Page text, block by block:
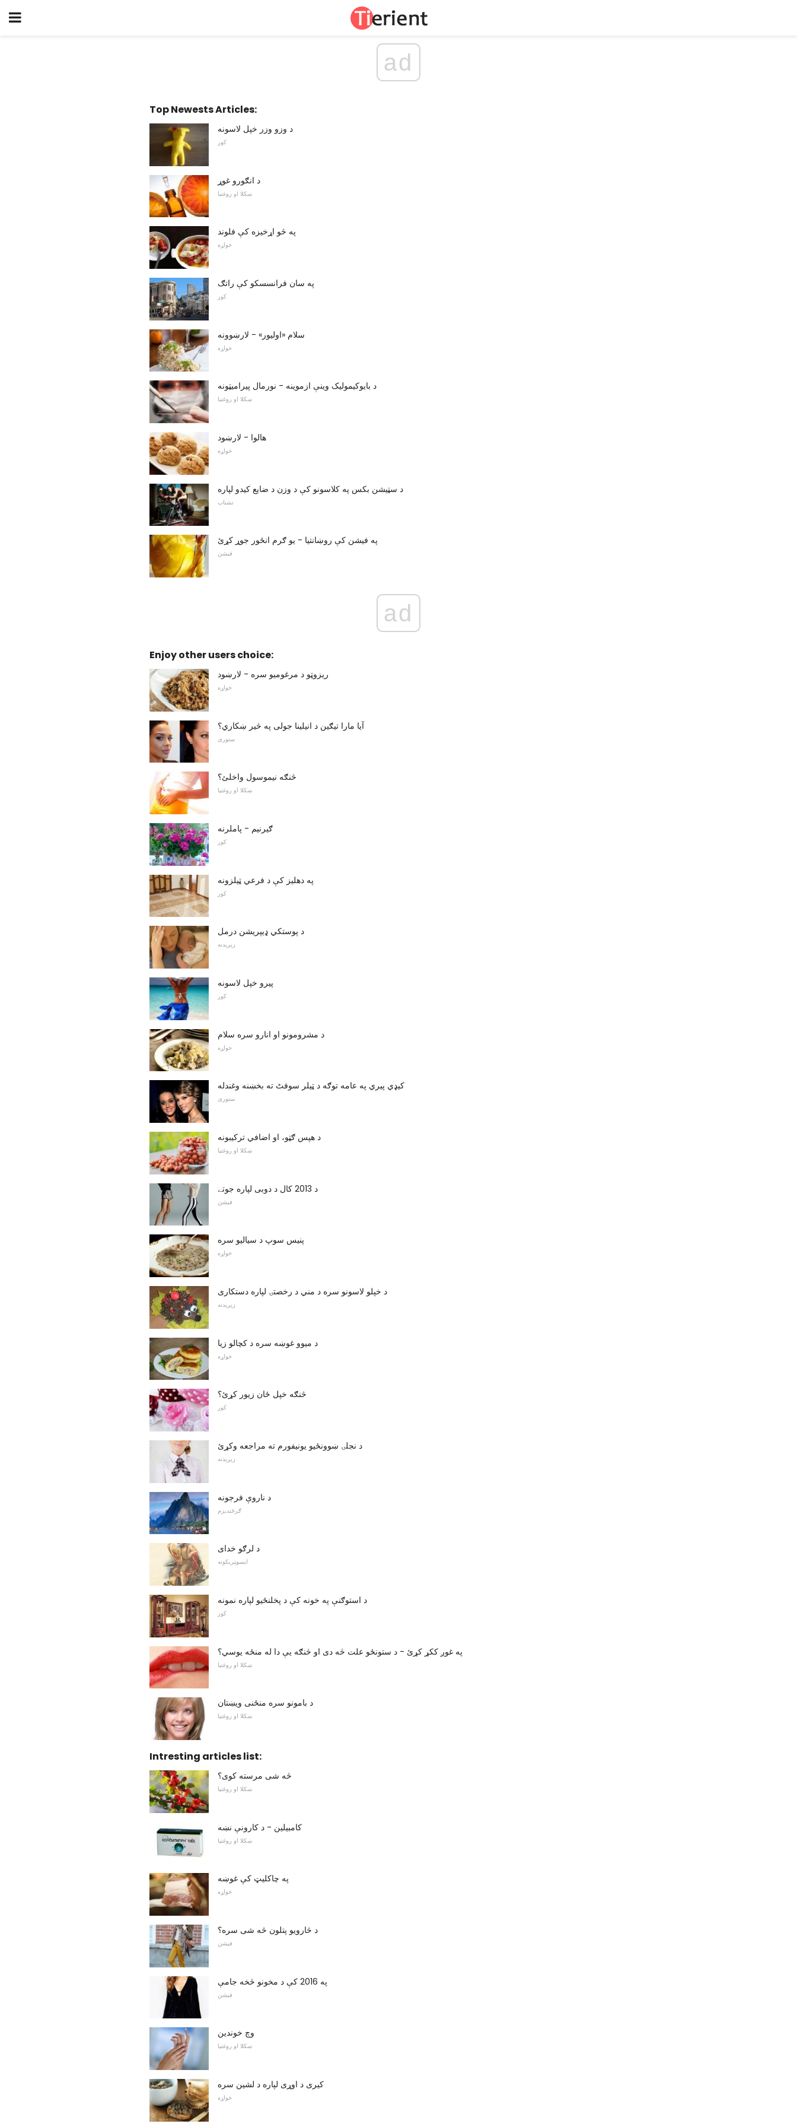
ad
Top Newests Articles:
د وزو وزر خپل لاسونه
کور
د انګورو غوړ
ښکلا او روغتیا
په څو اړخیزه کې فلوند
خواړه
په سان فرانسسکو کې راتګ
کور
سلام «اولیور» - لارښوونه
خواړه
د بایوکیموليک وینې ازموینه - نورمال پیرامیټونه
ښکلا او روغتیا
هالوا - لارښود
خواړه
د سټیشن بکس په کلاسونو کې د وزن د ضایع کیدو لپاره
تشناب
په فیشن کې روښانتیا - یو ګرم انځور جوړ کړئ
فیشن
ad
Enjoy other users choice:
ریزوټو د مرغومیو سره - لارښود
خواړه
آیا مارا تیګین د انیلینا جولی په څیر ښکاري؟
ستوری
څنګه نیموسول واخلئ؟
ښکلا او روغتیا
ګیرنیم - پاملرنه
کور
په دهلیز کې د فرعي ټیلزونه
کور
د پوستکي ډیپریشن درمل
زېږېدنه
پیرو خپل لاسونه
کور
د مشرومونو او انارو سره سلام
خواړه
کیډي پيري په عامه توګه د ټیلر سوفٹ ته بخښنه وغندله
ستوری
د هپس ګټو، او اضافي ترکیبونه
ښکلا او روغتیا
د 2013 کال د دوبی لپاره جوتے
فیشن
پنیس سوپ د سیالیو سره
خواړه
د خپلو لاسونو سره د مني د رخصتۍ لپاره دستکاری
زېږېدنه
د میوو غوښه سره د کچالو زیا
خواړه
څنګه خپل ځان زیور کړئ؟
کور
د نجلۍ ښوونځیو یونیفورم ته مراجعه وکړئ
زېږېدنه
د ناروې فرجونه
ګرځندیزم
د لرګو خدای
ايسوټريکونه
د استوګنې په خونه کې د پخلنځیو لپاره نمونه
کور
په غوږ ککړ کړئ - د ستونځو علت څه دی او څنګه یې دا له منځه یوسي؟
ښکلا او روغتیا
د بامونو سره منځنی ویښتان
ښکلا او روغتیا
Intresting articles list:
څه شی مرسته کوی؟
ښکلا او روغتیا
کامبیلین - د کارونې نښه
ښکلا او روغتیا
په چاکلیټ کې غوښه
خواړه
د څارويو پتلون څه شی سره؟
فیشن
په 2016 کې د مخونو څخه جامې
فیشن
وچ خوندین
ښکلا او روغتیا
کیری د اوړی لپاره د لشین سره
خواړه